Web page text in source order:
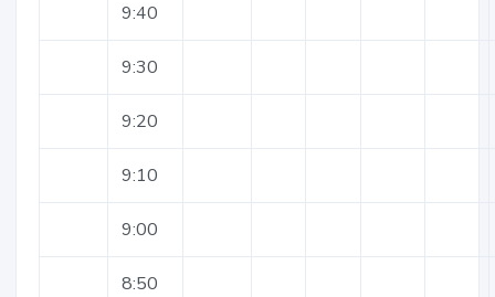
9:40
9:30
9:20
9:10
9:00
8:50